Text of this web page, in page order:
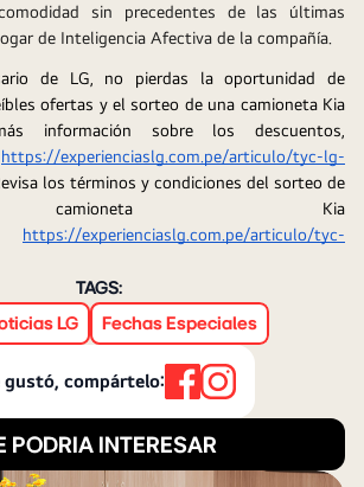
sin precedentes de las últimas
de Inteligencia Afectiva de la compañía.
de LG, no pierdas la oportunidad de
ofertas y el sorteo de una camioneta Kia
información sobre los descuentos,
https://experienciaslg.com.pe/articulo/tyc-lg-
los términos y condiciones del sorteo de
Kia
https://experienciaslg.com.pe/articulo/tyc-
TAGS:
LG Fechas Especiales
gustó, compártelo:
TE PODRIA INTERESAR